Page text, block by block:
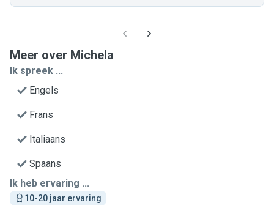
Meer over Michela
Ik spreek ...
Engels
Frans
Italiaans
Spaans
Ik heb ervaring ...
10-20 jaar ervaring